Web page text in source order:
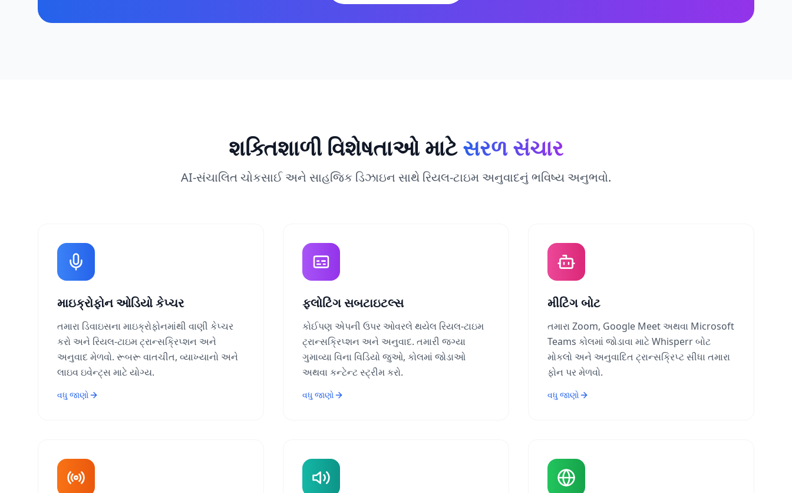
શક્તિશાળી વિશેષતાઓ માટે સરળ સંચાર
AI-સંચાલિત ચોકસાઈ અને સાહજિક ડિઝાઇન સાથે રિયલ-ટાઇમ અનુવાદનું ભવિષ્ય અનુભવો.
માઇક્રોફોન ઓડિયો કેપ્ચર
તમારા ડિવાઇસના માઇક્રોફોનમાંથી વાણી કેપ્ચર
કરો અને રિયલ-ટાઇમ ટ્રાન્સક્રિપ્શન અને
અનુવાદ મેળવો. રૂબરૂ વાતચીત, વ્યાખ્યાનો અને
લાઇવ ઇવેન્ટ્સ માટે યોગ્ય.
વધુ જાણો
ફ્લોટિંગ સબટાઇટલ્સ
કોઈપણ એપની ઉપર ઓવરલે થયેલ રિયલ-ટાઇમ
ટ્રાન્સક્રિપ્શન અને અનુવાદ. તમારી જગ્યા
ગુમાવ્યા વિના વિડિયો જુઓ, કોલમાં જોડાઓ
અથવા કન્ટેન્ટ સ્ટ્રીમ કરો.
વધુ જાણો
મીટિંગ બોટ
તમારા Zoom, Google Meet અથવા Microsoft
Teams કોલમાં જોડાવા માટે Whisperr બોટ
મોકલો અને અનુવાદિત ટ્રાન્સક્રિપ્ટ સીધા તમારા
ફોન પર મેળવો.
વધુ જાણો